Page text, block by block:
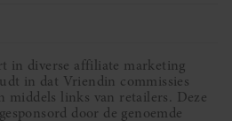
in diverse affiliate marketing
in dat Vriendin commissies
middels links van retailers. Deze
door de genoemde